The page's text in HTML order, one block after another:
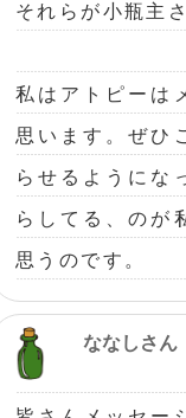
それらが小瓶主
私はアトピーは
思います。ぜひ
らせるようにな
らしてる、のが
思うのです。
ななしさん